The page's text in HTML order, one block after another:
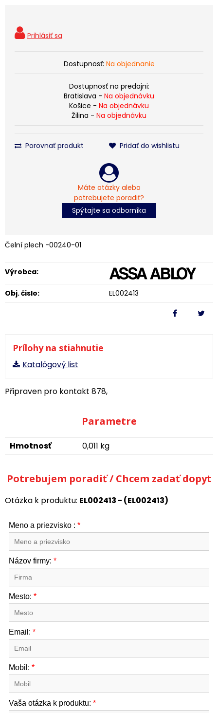
Dostupnosť: Na objednanie
Dostupnosť na predajni:
Bratislava - Na objednávku
Košice - Na objednávku
Žilina - Na objednávku
Porovnať produkt Pridať do wishlistu
Máte otázky alebo
potrebujete poradiť?
Spýtajte sa odborníka
Čelní plech -00240-01
Výrobca:
Obj. čislo: EL002413
Prílohy na stiahnutie
Katalógový list
Připraven pro kontakt 878,
Parametre
Hmotnosť 0,011 kg
Potrebujem poradiť / Chcem zadať dopyt
Otázka k produktu: EL002413 - (EL002413)